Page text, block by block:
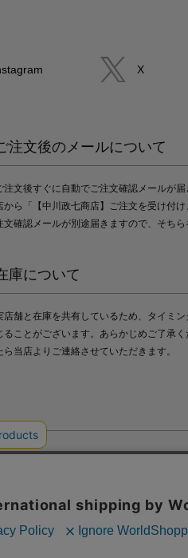
X
注文後のメールについて
注文後すぐに自動でご注文確認メールが
から「【中川政七商店】ご注文を受け付
文確認メールが別途届きますので、そちら
庫について
店舗と在庫を共有しているため、タイミ
ることがございます。あらかじめご了承
ら当店よりご連絡させていただきます。